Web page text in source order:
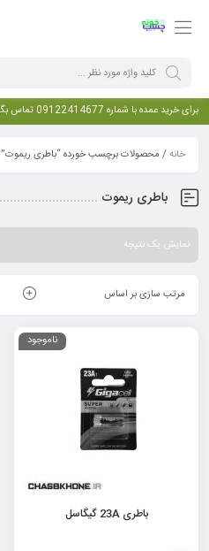
برای خرید عمده با شماره 09122414677 تماس بگیرید
خانه/ محصولات برچسب خورده “باطری ریموت”
باطری ریموت
نمایش یک نتیجه
مرتب سازی بر اساس
ناموجود
باطری 23A گیگاسل